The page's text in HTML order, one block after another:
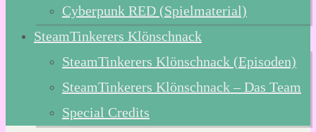
Cyberpunk RED (Spielmaterial)
SteamTinkerers Klönschnack
SteamTinkerers Klönschnack (Episoden)
SteamTinkerers Klönschnack – Das Team
Special Credits